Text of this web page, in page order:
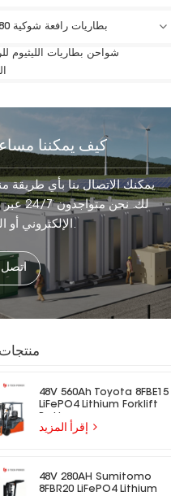
بطاريات رافعة شوكية 80 فولت
شواحن بطاريات الليثيوم
كيف يمكننا
يمكنك الاتصال بنا بأي طريقة
لك. نحن
الإلكتروني أو الهاتف.
اتصل
48V 560Ah Toyota 8FBE15
LiFePO4 Lithium Forklift
48V 280AH Sumitomo
8FBR20 LiFePO4 Lithium